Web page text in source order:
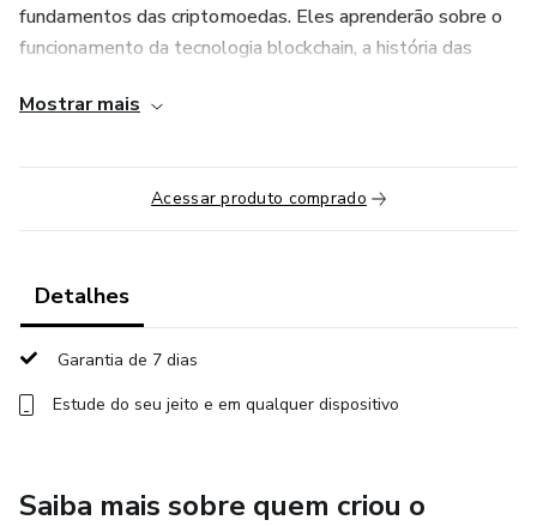
fundamentos das criptomoedas. Eles aprenderão sobre o
funcionamento da tecnologia blockchain, a história das
moedas digitais de forma segura.
Mostrar mais
Acessar produto comprado
Detalhes
Garantia de 7 dias
Estude do seu jeito e em qualquer dispositivo
Saiba mais sobre quem criou o